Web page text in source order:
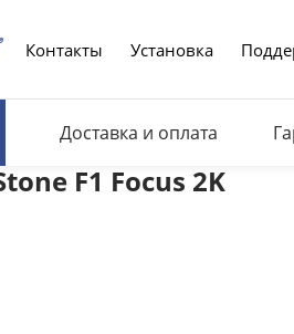
Контакты Установка
Доставка и оплата
F1 Focus 2K